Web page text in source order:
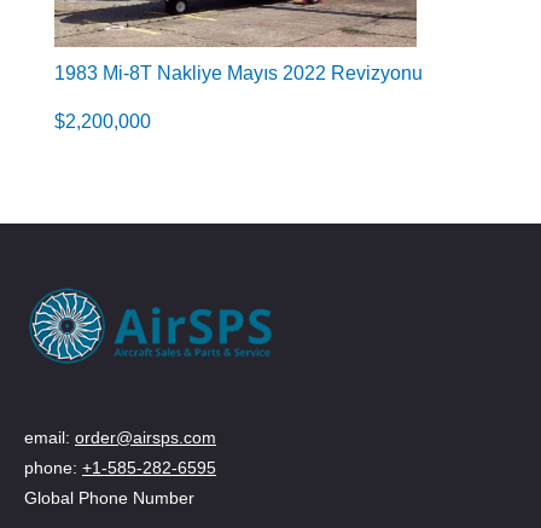
1983 Mi-8T Nakliye Mayıs 2022 Revizyonu
$2,200,000
email: order@airsps.com
phone: +1-585-282-6595
Global Phone Number